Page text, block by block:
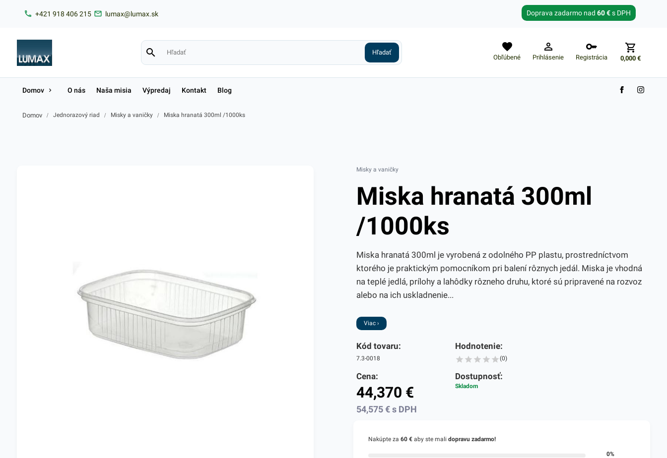
+421 918 406 215 lumax@lumax.sk Doprava zadarmo nad 60 €s DPH
Obľúbené Prihlásenie Registrácia 0,000€
Zabudnuté heslo?
Domov O nás Naša misia Výpredaj Kontakt Blog
Domov / Jednorazový riad / Misky a vaničky / Miska hranatá 300ml /1000ks
Misky a vaničky
Miska hranatá 300ml
/1000ks
Miska hranatá 300ml je vyrobená z odolného PP plastu, prostredníctvom
ktorého je praktickým pomocníkom pri balení rôznych jedál. Miska je vhodná
na teplé jedlá, prílohy a lahôdky rôzneho druhu, ktoré sú pripravené na rozvoz
alebo na ich uskladnenie...
Viac ›
Kód tovaru:
7.3-0018
Hodnotenie:
(0)
Cena:
44,370 €
54,575€s DPH
Dostupnosť:
Skladom
Nakúpte za 60 €aby ste mali dopravu zadarmo!
0%